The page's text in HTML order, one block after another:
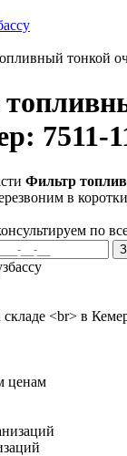
тонкой
7511-
Фильтр
в
по